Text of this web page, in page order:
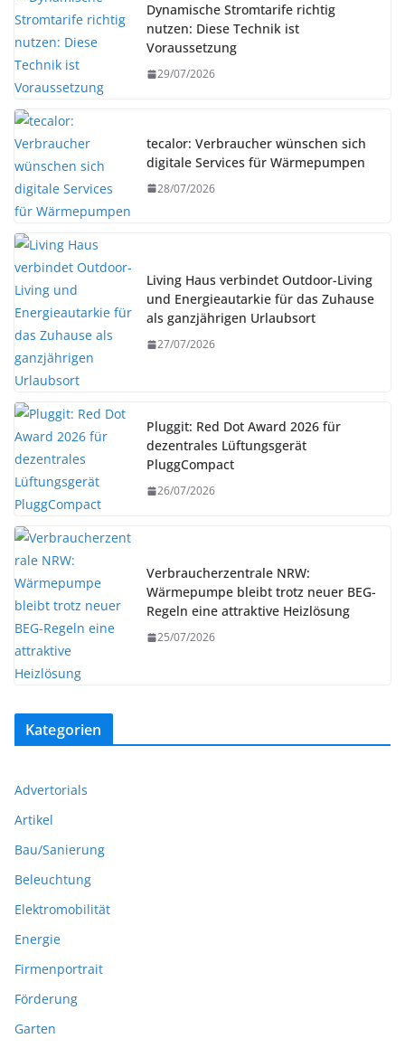
Dynamische Stromtarife richtig
nutzen: Diese Technik ist
Voraussetzung
29/07/2026
tecalor: Verbraucher wünschen sich
digitale Services für Wärmepumpen
28/07/2026
Living Haus verbindet Outdoor-Living
und Energieautarkie für das Zuhause
als ganzjährigen Urlaubsort
27/07/2026
Pluggit: Red Dot Award 2026 für
dezentrales Lüftungsgerät
PluggCompact
26/07/2026
Verbraucherzentrale NRW:
Wärmepumpe bleibt trotz neuer BEG-
Regeln eine attraktive Heizlösung
25/07/2026
Kategorien
Advertorials
Artikel
Bau/Sanierung
Beleuchtung
Elektromobilität
Energie
Firmenportrait
Förderung
Garten